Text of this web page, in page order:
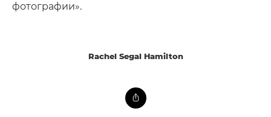
фотографии».
Rachel Segal Hamilton